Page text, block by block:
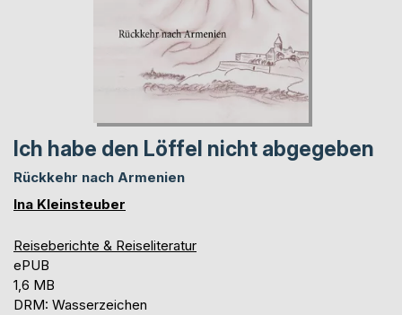
Ich habe den Löffel nicht abgegeben
Rückkehr nach Armenien
Ina Kleinsteuber
Reiseberichte & Reiseliteratur
ePUB
1,6 MB
DRM: Wasserzeichen